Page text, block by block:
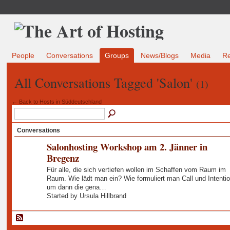
People Conversations Groups News/Blogs Media
All Conversations Tagged 'Salon' (1)
← Back to Hosts in Süddeutschland
Conversations
Salonhosting Workshop am 2. Jänner in
Bregenz
Für alle, die sich vertiefen wollen im Schaffen vom Raum im
Raum. Wie lädt man ein? Wie formuliert man Call und
um dann die gena…
Started by Ursula Hillbrand